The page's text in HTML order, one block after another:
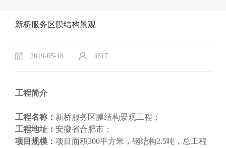
新桥服务区膜结构景观
2019-05-18 4517
工程简介
工程名称： 新桥服务区膜结构景观工程；
工程地址： 安徽省合肥市；
项目规模： 项目面积300平方米，钢结构2.5吨，总工程